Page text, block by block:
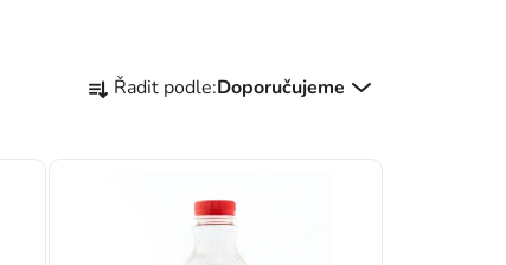
Řazení produktů
Řadit podle:Doporučujeme